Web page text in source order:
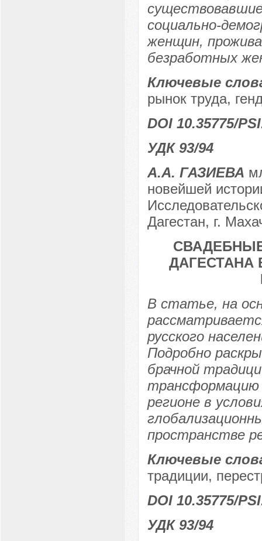
социально-
женщин,
безработных
Ключевые
рынок труда,
DOI 10.35775/
УДК 93/94
А.А. ГАЗИЕВА
новейшей
Дагестан, г.
ДАГЕСТАНА
В статье, на
русского
Подробно
брачной
трансформацию
регионе в
пространстве
Ключевые
традиции,
DOI 10.35775/
УДК 93/94